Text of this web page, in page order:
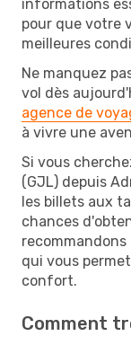
informations
pour que votre
meilleures
Ne manquez
vol dès
agence de
à vivre une
Si vous
(GJL) depuis
les billets aux
chances
qui vous
confort.
Comment